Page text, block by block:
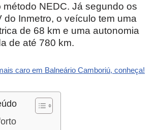
método NEDC. Já segundo os
do Inmetro, o veículo tem uma
de 68 km e uma autonomia
de até 780 km.
caro em Balneário Camboriú, conheça!